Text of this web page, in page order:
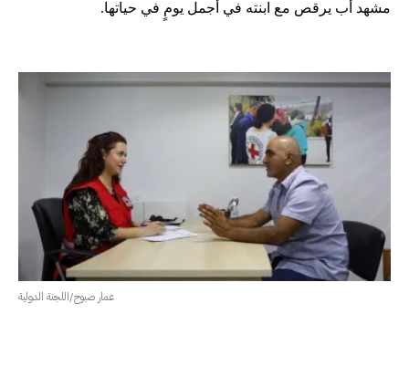
مشهد أب يرقص مع ابنته في أجمل يومٍ في حياتها.
عمار صبوح/اللجنة الدولية